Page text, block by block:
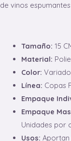
de vinos
Tamaño: 15
Material:
Color:
Línea: Copas
Empaque
Empaque
Unidades por
Usos: Aportan